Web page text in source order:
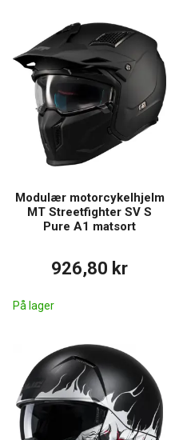
Modulær motorcykelhjelm
MT Streetfighter SV S
Pure A1 matsort
926,80 kr
På lager